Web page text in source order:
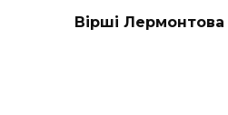
Вірші